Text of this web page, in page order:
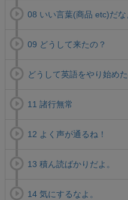
08 いい言葉(商品 etc)だな
09 どうして来たの？
どうして英語をやり始めた
11 諸行無常
12 よく声が通るね！
13 積ん読ばかりだよ。
14 気にするなよ。